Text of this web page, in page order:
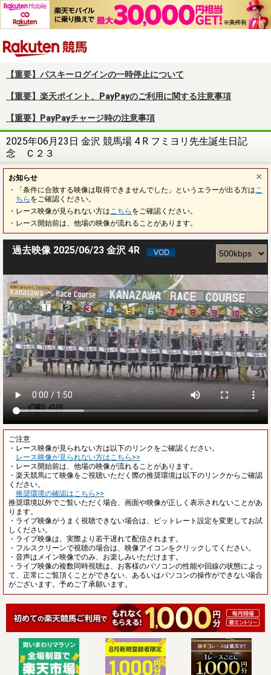
【重要】パスキーログインの一時停止について
【重要】楽天ポイント、PayPayのご利用に関する注意事項
【重要】PayPayチャージ時の注意事項
2025年06月23日 金沢 競馬場 4 R フミヨリ先生誕生日記
念 Ｃ２３
お知らせ
・「条件に合致する映像は取得できませんでした」というエラーが出る方は こ
ちら をご確認ください。
・レース映像が見られない方は こちら をご確認ください。
・レース開始前は、他場の映像が流れることがあります。
過去映像 2025/06/23 金沢 4R
ご注意
・レース映像が見られない方は以下のリンクをご確認ください。
レース映像が見られない方はこちら>>
・レース開始前は、他場の映像が流れることがあります。
・楽天競馬にて映像をご視聴いただく際の推奨環境は以下のリンクからご確認
ください。
推奨環境の確認はこちら>>
推奨環境以外でご覧いただく場合、画面や映像が正しく表示されないことがあ
ります。
・ライブ映像がうまく視聴できない場合は、ビットレート設定を変更してお試
しください。
・ライブ映像は、実際より若干遅れて配信されます。
・フルスクリーンで視聴の場合は、映像アイコンをクリックしてください。
・音声はメイン映像でのみ、お楽しみいただけます。
・ライブ映像の複数同時視聴は、お客様のパソコンの性能や回線の状態によっ
て、正常にご覧頂くことができない、あるいはパソコンの操作ができない場合
がございます。予めご了承願います。